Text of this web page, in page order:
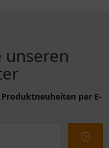
unseren
per E-